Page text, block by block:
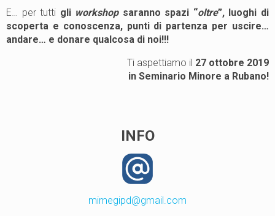
E… per tutti gli workshopsaranno spazi “oltre”, luoghi di
scoperta e conoscenza, punti di partenza per uscire…
andare… e donare qualcosa di noi!!!
Ti aspettiamo il 27 ottobre 2019
in Seminario Minore a Rubano!
INFO
mimegipd@gmail.com